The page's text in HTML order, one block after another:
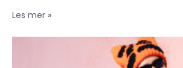
Les mer »